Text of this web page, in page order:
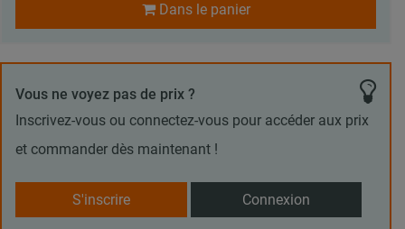
Dans le panier
Vous ne voyez pas de prix ?
Inscrivez-vous ou connectez-vous pour accéder aux prix
et commander dès maintenant !
S'inscrire Connexion